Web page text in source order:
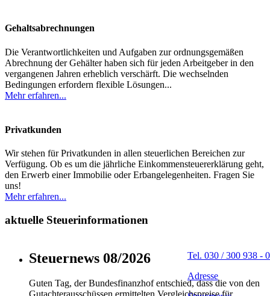
Gehaltsabrechnungen
Die Verantwortlichkeiten und Aufgaben zur ordnungsgemäßen
Abrechnung der Gehälter haben sich für jeden Arbeitgeber in den
vergangenen Jahren erheblich verschärft. Die wechselnden
Bedingungen erfordern flexible Lösungen...
Mehr erfahren...
Privatkunden
Wir stehen für Privatkunden in allen steuerlichen Bereichen zur
Verfügung. Ob es um die jährliche Einkommensteuererklärung geht,
den Erwerb einer Immobilie oder Erbangelegenheiten. Fragen Sie
uns!
Mehr erfahren...
aktuelle Steuerinformationen
Steuernews 08/2026
Guten Tag, der Bundesfinanzhof entschied, dass die von den
Tel. 030 / 300 938 - 0
Adresse